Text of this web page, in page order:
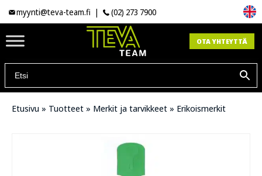
myynti@teva-team.fi | (02) 273 7900
OTA YHTEYTTÄ
Etusivu » Tuotteet » Merkit ja tarvikkeet » Erikoismerkit